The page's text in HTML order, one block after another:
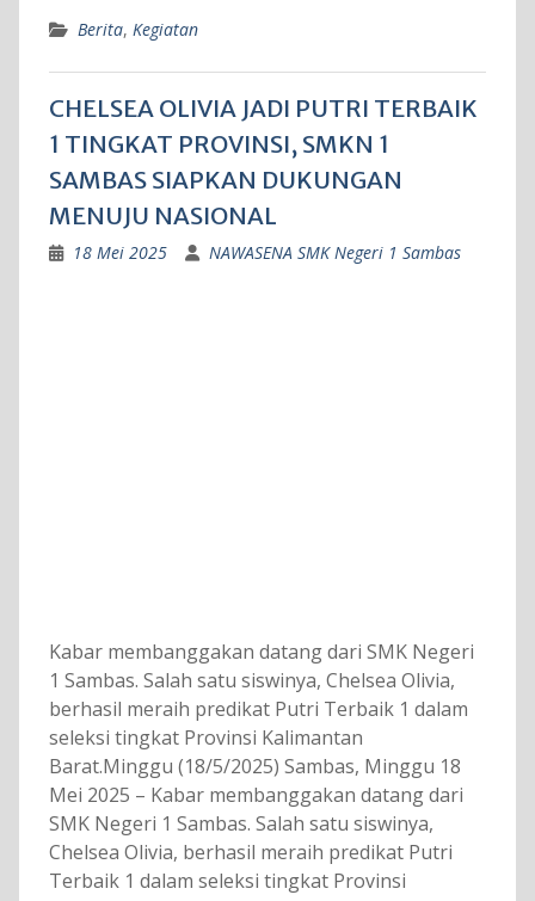
Berita, Kegiatan
CHELSEA OLIVIA JADI PUTRI TERBAIK
1 TINGKAT PROVINSI, SMKN 1
SAMBAS SIAPKAN DUKUNGAN
MENUJU NASIONAL
18 Mei 2025 NAWASENA SMK Negeri 1 Sambas
Kabar membanggakan datang dari SMK Negeri
1 Sambas. Salah satu siswinya, Chelsea Olivia,
berhasil meraih predikat Putri Terbaik 1 dalam
seleksi tingkat Provinsi Kalimantan
Barat.Minggu (18/5/2025) Sambas, Minggu 18
Mei 2025 – Kabar membanggakan datang dari
SMK Negeri 1 Sambas. Salah satu siswinya,
Chelsea Olivia, berhasil meraih predikat Putri
Terbaik 1 dalam seleksi tingkat Provinsi